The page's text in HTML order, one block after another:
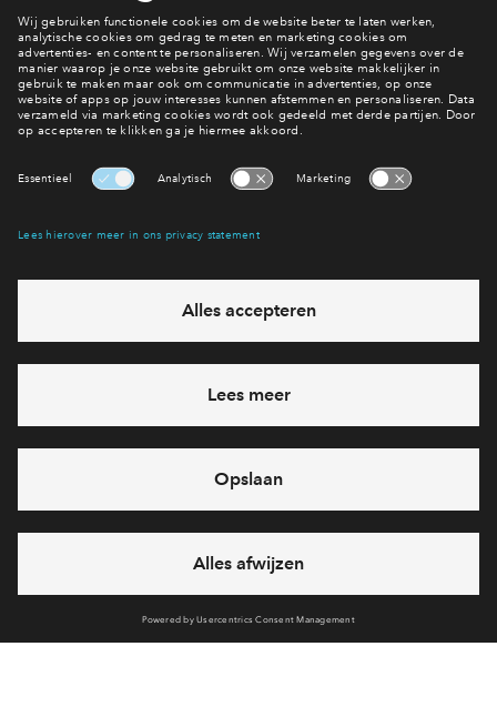
Benieuwd naar de locatie?
Locatie
Interesse? Meld je dan snel aan
Hiermee blijf je op de hoogte van het belangrijkste nieuws en
Ja, ik wil mij aanmelden
Heb je een vraag en wil je direct antwoord? Bel ons op
712 27 42
6 dagen per week beschikbaar (behalve tijdens
bereikbaar